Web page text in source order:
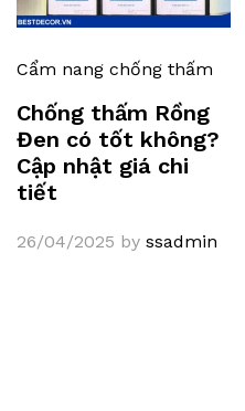
Cẩm nang chống thấm
Chống thấm Rồng
Đen có tốt không?
Cập nhật giá chi
tiết
26/04/2025 by ssadmin